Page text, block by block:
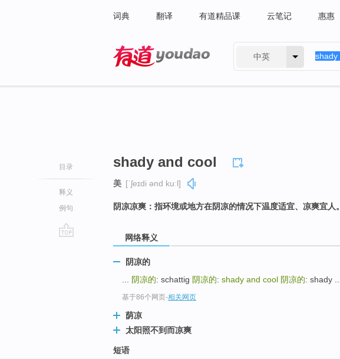
词典 翻译 有道精品课 云笔记 惠惠
中英
目录
释义
例句
shady and cool
美 [ˈʃeɪdi ənd kuːl]
阴凉凉爽：指环境或地方在阴凉的情况下温度适宜、凉爽宜人。
网络释义
阴凉的
阴凉的: schattig 阴凉的: shady and cool 阴凉的: shady ...
基于86个网页-相关网页
荫凉
太阳照不到而凉爽
短语